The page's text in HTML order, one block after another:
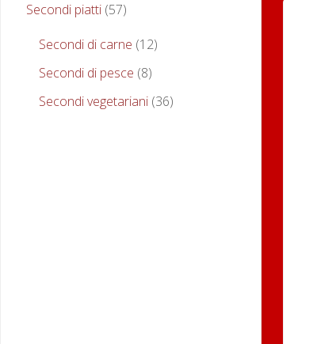
Secondi piatti (57)
Secondi di carne (12)
Secondi di pesce (8)
Secondi vegetariani (36)